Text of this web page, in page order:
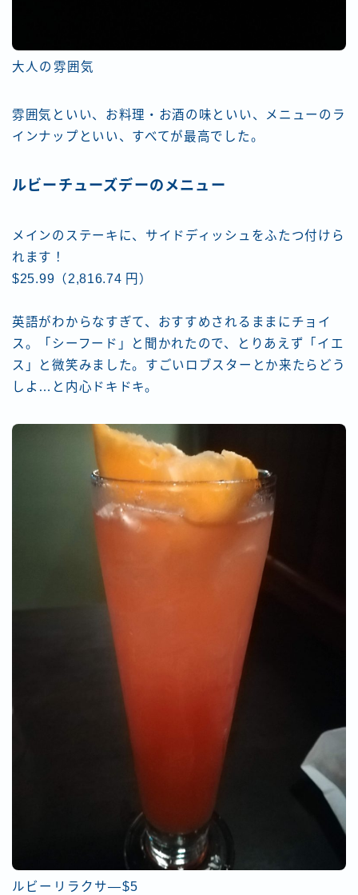
大人の雰囲気
雰囲気といい、お料理・お酒の味といい、メニューのラ
インナップといい、すべてが最高でした。
ルビーチューズデーのメニュー
メインのステーキに、サイドディッシュをふたつ付けら
れます！
$25.99（2,816.74 円）
英語がわからなすぎて、おすすめされるままにチョイ
ス。「シーフード」と聞かれたので、とりあえず「イエ
ス」と微笑みました。すごいロブスターとか来たらどう
しよ…と内心ドキドキ。
ルビーリラクサ―$5